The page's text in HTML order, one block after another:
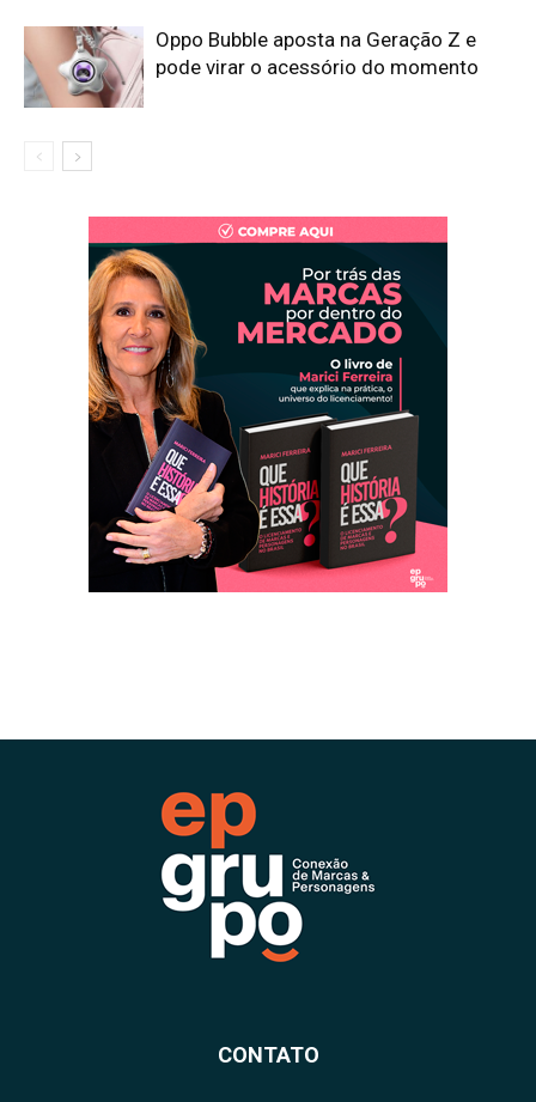
Oppo Bubble aposta na Geração Z e
pode virar o acessório do momento
CONTATO